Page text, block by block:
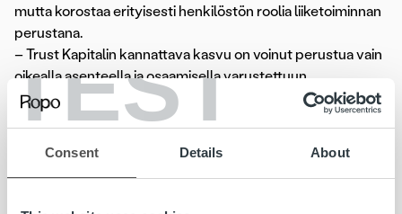
TEST
Consent Details About
mutta korostaa erityisesti henkilöstön roolia liiketoiminnan
perustana.
– Trust Kapitalin kannattava kasvu on voinut perustua vain
oikealla asenteella ja osaamisella varustettuun
henkilökuntaan ja voittavaan yrityskulttuuriin. Uskon, että
palveluliiketoiminnassa henkilöstö on aina yhtiön tärkein
taas mahdollistaa uusien palveluratkaisujen luomisen ja sitä
kautta koko markkinan kehittämisen, Aurasmaa kuvailee.